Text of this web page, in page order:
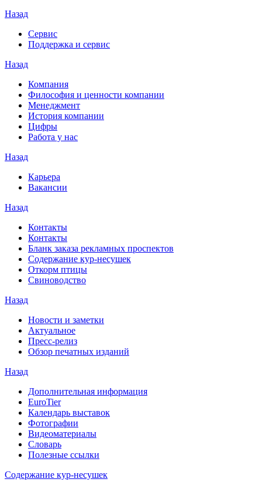
Назад
Сервис
Поддержка и сервис
Назад
Компания
Философия и ценности компании
Менеджмент
История компании
Цифры
Работа у нас
Назад
Карьера
Вакансии
Назад
Контакты
Контакты
Бланк заказа рекламных проспектов
Содержание кур-несушек
Откорм птицы
Свиноводство
Назад
Новости и заметки
Актуальное
Пресс-релиз
Обзор печатных изданий
Назад
Дополнительная информация
EuroTier
Календарь выставок
Фотографии
Видеоматериалы
Словарь
Полезные ссылки
Содержание кур-несушек